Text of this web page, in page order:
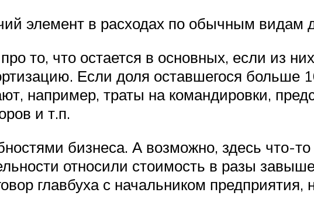
элемент в расходах по обычным видам
то, что остается в основных, если из
Если доля оставшегося больше
например, траты на командировки,
и т.п.
бизнеса. А возможно, здесь что-
относили стоимость в разы
главбуха с начальником предприятия,